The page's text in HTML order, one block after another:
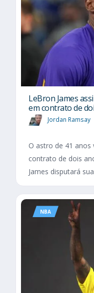
LeBron James
em contrato de
Jordan Ramsay
O astro de 41 anos
contrato de dois
James disputará
NBA